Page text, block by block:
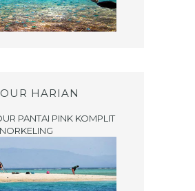
HARIAN
PANTAI PINK KOMPLIT